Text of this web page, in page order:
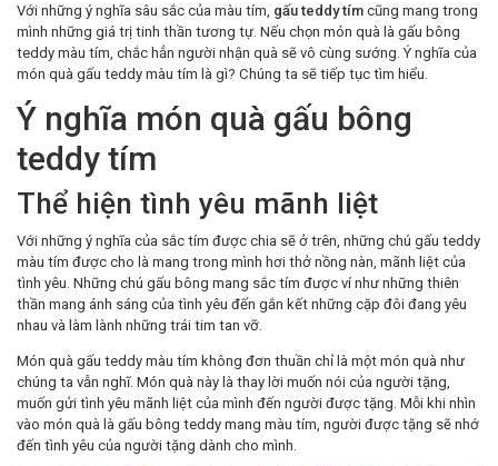
Với những ý nghĩa sâu sắc của màu tím, gấu teddy tím cũng mang trong
mình những giá trị tinh thần tương tự. Nếu chọn món quà là gấu bông
teddy màu tím, chắc hẳn người nhận quà sẽ vô cùng sướng. Ý nghĩa của
món quà gấu teddy màu tím là gì? Chúng ta sẽ tiếp tục tìm hiểu.
Ý nghĩa món quà gấu bông
teddy tím
Thể hiện tình yêu mãnh liệt
Với những ý nghĩa của sắc tím được chia sẽ ở trên, những chú gấu teddy
màu tím được cho là mang trong mình hơi thở nồng nàn, mãnh liệt của
tình yêu. Những chú gấu bông mang sắc tím được ví như những thiên
thần mang ánh sáng của tình yêu đến gắn kết những cặp đôi đang yêu
nhau và làm lành những trái tim tan vỡ.
Món quà gấu teddy màu tím không đơn thuần chỉ là một món quà như
chúng ta vẫn nghĩ. Món quà này là thay lời muốn nói của người tặng,
muốn gửi tình yêu mãnh liệt của mình đến người được tặng. Mỗi khi nhìn
vào món quà là gấu bông teddy mang màu tím, người được tặng sẽ nhớ
đến tình yêu của người tặng dành cho mình.